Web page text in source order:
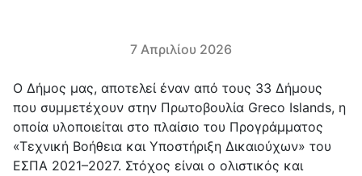
7 Απριλίου 2026
Ο Δήμος μας, αποτελεί έναν από τους 33 Δήμους
που συμμετέχουν στην Πρωτοβουλία Greco Islands, η
οποία υλοποιείται στο πλαίσιο του Προγράμματος
«Τεχνική Βοήθεια και Υποστήριξη Δικαιούχων» του
ΕΣΠΑ 2021–2027. Στόχος είναι ο ολιστικός και